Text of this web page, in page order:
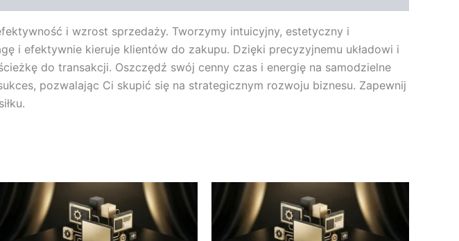
i wzrost sprzedaży. Tworzymy intuicyjny, estetyczny i
i efektywnie kieruje klientów do zakupu. Dzięki precyzyjnemu układowi i
do transakcji. Oszczędź swój cenny czas i energię na samodzielne
pozwalając Ci skupić się na strategicznym rozwoju biznesu. Zapewnij